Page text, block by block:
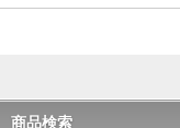
商品検索